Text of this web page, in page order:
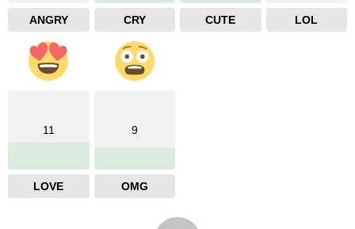
ANGRY CRY CUTE LOL
11
LOVE
9
OMG